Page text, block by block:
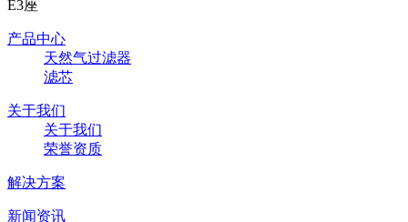
E3座
产品中心
天然气过滤器
滤芯
关于我们
关于我们
荣誉资质
解决方案
新闻资讯